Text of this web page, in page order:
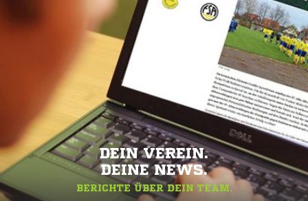
DEIN VEREIN.
DEINE NEWS.
BERICHTE ÜBER DEIN TEAM.